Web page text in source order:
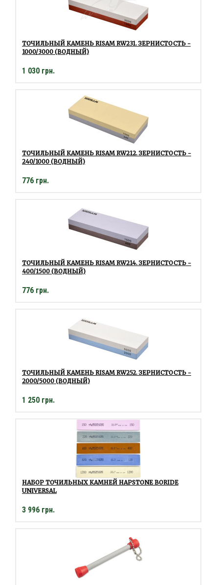
ТОЧИЛЬНЫЙ КАМЕНЬ RISAM RW231. ЗЕРНИСТОСТЬ -
1000/3000 (ВОДНЫЙ)
1 030 грн.
ТОЧИЛЬНЫЙ КАМЕНЬ RISAM RW212. ЗЕРНИСТОСТЬ -
240/1000 (ВОДНЫЙ)
776 грн.
ТОЧИЛЬНЫЙ КАМЕНЬ RISAM RW214. ЗЕРНИСТОСТЬ -
400/1500 (ВОДНЫЙ)
776 грн.
ТОЧИЛЬНЫЙ КАМЕНЬ RISAM RW252. ЗЕРНИСТОСТЬ -
2000/5000 (ВОДНЫЙ)
1 250 грн.
НАБОР ТОЧИЛЬНЫХ КАМНЕЙ HAPSTONE BORIDE
UNIVERSAL
3 996 грн.